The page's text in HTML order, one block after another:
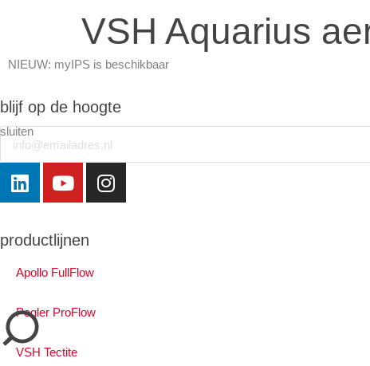
NIEUW: myIPS is beschikbaar
sluiten
sluiten
VSH Aquarius
blijf op de hoogte
Email
productlijnen
Apollo FullFlow
Pegler ProFlow
VSH Tectite